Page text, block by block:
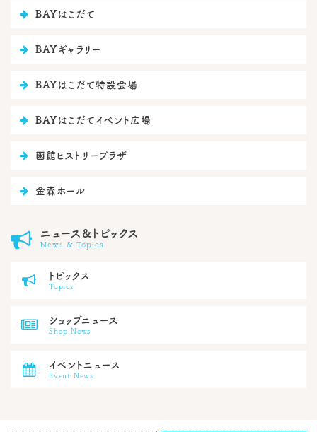
 BAYはこだて
 BAYギャラリー
 BAYはこだて特設会場
 BAYはこだてイベント広場
 函館ヒストリープラザ
 金森ホール
 ニュース&トピックス
News & Topics
 トピックス
Topics
 ショップニュース
Shop News
 イベントニュース
Event News